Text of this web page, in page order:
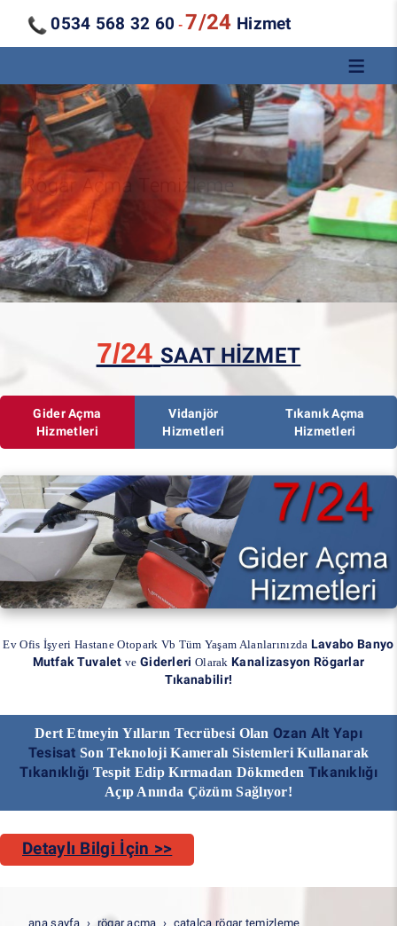
0534 568 32 60 - 7/24 Hizmet
Kanal Açma Temizleme
7/24 SAAT HİZMET
Gider Açma
Hizmetleri
Vidanjör
Hizmetleri
Tıkanık Açma
Hizmetleri
Ev Ofis İşyeri Hastane Otopark Vb Tüm Yaşam Alanlarınızda Lavabo Banyo
Mutfak Tuvalet ve Giderleri Olarak Kanalizasyon Rögarlar
Tıkanabilir!
Dert Etmeyin Yılların Tecrübesi OlanOzan Alt Yapı
Tesisat Son Teknoloji Kameralı Sistemleri Kullanarak
Tıkanıklığı Tespit Edip Kırmadan Dökmeden Tıkanıklığı
Açıp Anında Çözüm Sağlıyor!
Detaylı Bilgi İçin >>
ana sayfa rögar açma çatalca rögar temizleme